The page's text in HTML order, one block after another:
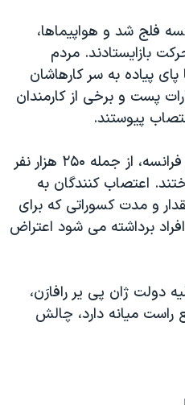
فلج شد و هواپيماها،
بازايستادند. مردم
پياده به سر کارهاشان
پست و برخی از کارمندان
پيوستند.
حدود ۸۵۰ هزار نفر در سراسر فرانسه، از جمله ۲۵۰ هزار نفر
اعتصاب کنندگان به
و مدت کسوراتی که برای
برداشته می شود اعتراض
دولت ژان پی ير رافارَن،
ميانه دارد، چالش